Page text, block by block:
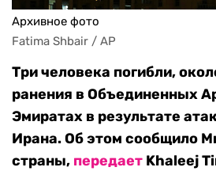
Архивное фото
Fatima Shbair / AP
Три человека погибли,
ранения в Объединенных
Эмиратах в результате
Ирана. Об этом сообщило
страны, передает Khaleej